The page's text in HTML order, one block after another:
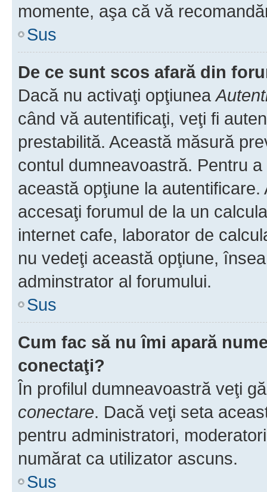
momente, aşa că vă
Sus
De ce sunt scos afară din
Dacă nu activaţi opţiunea
când vă autentificaţi, veţi fi
prestabilită. Această măsură
contul dumneavoastră. Pentru
această opţiune la
accesaţi forumul de la un
internet cafe, laborator de
nu vedeţi această opţiune,
adminstrator al forumului.
Sus
Cum fac să nu îmi apară
conectaţi?
În profilul dumneavoastră veţi
conectare. Dacă veţi seta
pentru administratori,
numărat ca utilizator ascuns.
Sus